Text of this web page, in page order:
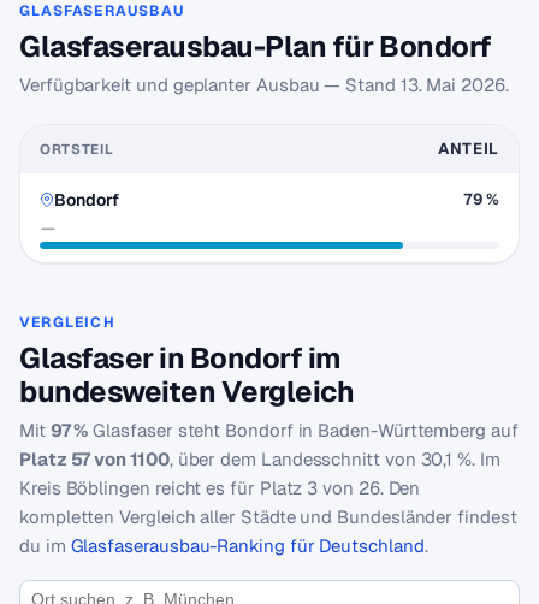
GLASFASERAUSBAU
Glasfaserausbau-Plan für Bondorf
Verfügbarkeit und geplanter Ausbau — Stand 13. Mai 2026.
ORTSTEIL ANTEIL
Bondorf
—
79 %
VERGLEICH
Glasfaser in Bondorf im
bundesweiten Vergleich
Mit 97 % Glasfaser steht Bondorf in Baden-Württemberg auf
Platz 57 von 1100, über dem Landesschnitt von 30,1 %. Im
Kreis Böblingen reicht es für Platz 3 von 26. Den
kompletten Vergleich aller Städte und Bundesländer findest
du im Glasfaserausbau-Ranking für Deutschland.